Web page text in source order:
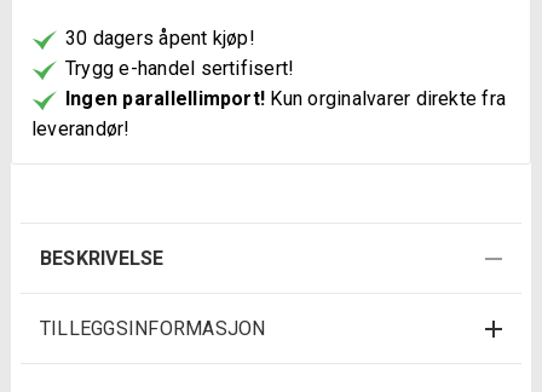
30 dagers åpent kjøp!
Trygg e-handel sertifisert!
Ingen parallellimport! Kun orginalvarer direkte fra
leverandør!
BESKRIVELSE
TILLEGGSINFORMASJON